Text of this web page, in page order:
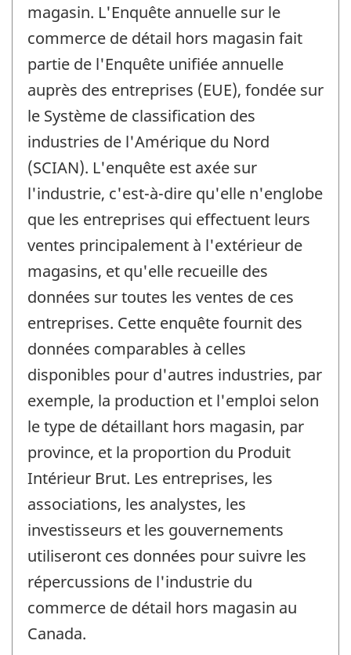
magasin. L'Enquête annuelle sur le
commerce de détail hors magasin fait
partie de l'Enquête unifiée annuelle
auprès des entreprises (EUE), fondée sur
le Système de classification des
industries de l'Amérique du Nord
(SCIAN). L'enquête est axée sur
l'industrie, c'est-à-dire qu'elle n'englobe
que les entreprises qui effectuent leurs
ventes principalement à l'extérieur de
magasins, et qu'elle recueille des
données sur toutes les ventes de ces
entreprises. Cette enquête fournit des
données comparables à celles
disponibles pour d'autres industries, par
exemple, la production et l'emploi selon
le type de détaillant hors magasin, par
province, et la proportion du Produit
Intérieur Brut. Les entreprises, les
associations, les analystes, les
investisseurs et les gouvernements
utiliseront ces données pour suivre les
répercussions de l'industrie du
commerce de détail hors magasin au
Canada.